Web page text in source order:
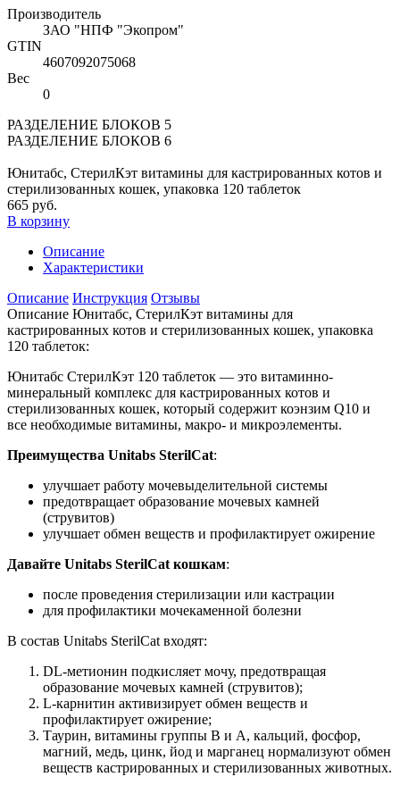
Производитель
ЗАО "НПФ "Экопром"
GTIN
4607092075068
Вес
0
РАЗДЕЛЕНИЕ БЛОКОВ 5
РАЗДЕЛЕНИЕ БЛОКОВ 6
Юнитабс, СтерилКэт витамины для кастрированных котов и
стерилизованных кошек, упаковка 120 таблеток
665 руб.
В корзину
Описание
Характеристики
Описание Инструкция Отзывы
Описание Юнитабс, СтерилКэт витамины для
кастрированных котов и стерилизованных кошек, упаковка
120 таблеток:
Юнитабс СтерилКэт 120 таблеток — это витаминно-
минеральный комплекс для кастрированных котов и
стерилизованных кошек, который содержит коэнзим Q10 и
все необходимые витамины, макро- и микроэлементы.
Преимущества Unitabs SterilCat:
улучшает работу мочевыделительной системы
предотвращает образование мочевых камней
(струвитов)
улучшает обмен веществ и профилактирует ожирение
Давайте Unitabs SterilCat кошкам:
после проведения стерилизации или кастрации
для профилактики мочекаменной болезни
В состав Unitabs SterilCat входят:
DL-метионин подкисляет мочу, предотвращая
образование мочевых камней (струвитов);
L-карнитин активизирует обмен веществ и
профилактирует ожирение;
Таурин, витамины группы В и А, кальций, фосфор,
магний, медь, цинк, йод и марганец нормализуют обмен
веществ кастрированных и стерилизованных животных.